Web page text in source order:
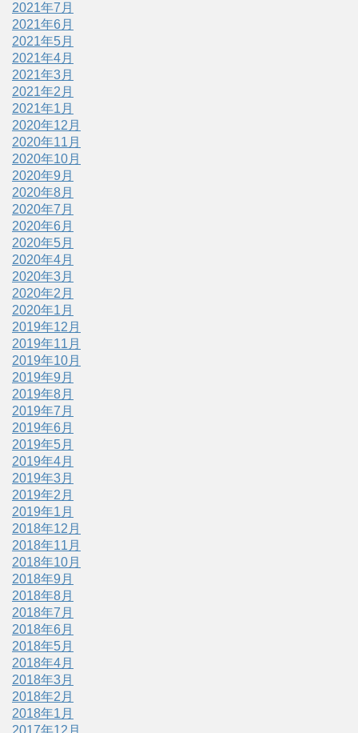
2021年7月
2021年6月
2021年5月
2021年4月
2021年3月
2021年2月
2021年1月
2020年12月
2020年11月
2020年10月
2020年9月
2020年8月
2020年7月
2020年6月
2020年5月
2020年4月
2020年3月
2020年2月
2020年1月
2019年12月
2019年11月
2019年10月
2019年9月
2019年8月
2019年7月
2019年6月
2019年5月
2019年4月
2019年3月
2019年2月
2019年1月
2018年12月
2018年11月
2018年10月
2018年9月
2018年8月
2018年7月
2018年6月
2018年5月
2018年4月
2018年3月
2018年2月
2018年1月